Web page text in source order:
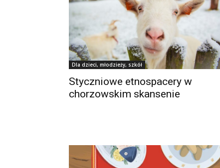
Dla dzieci, młodzieży, szkół
Styczniowe etnospacery w
chorzowskim skansenie